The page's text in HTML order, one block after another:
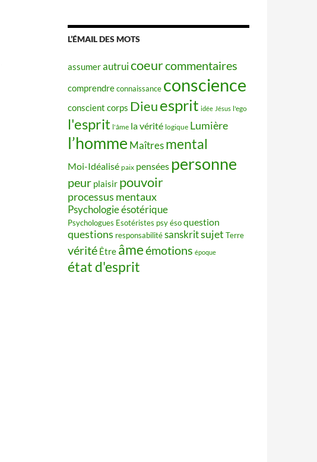
L’ÉMAIL DES MOTS
assumerautruicoeurcommentaires
comprendreconnaissance conscience
conscient corps Dieuesprit idée Jésus l'ego
l'esprit l'âme la vérité logique Lumière
l’homme Maîtres mental
Moi-Idéalisé paix pensées personne
peur plaisir pouvoir
processus mentaux
Psychologie ésotérique
Psychologues Esotéristes psy ésoquestion
questions responsabilitésanskritsujet Terre
vérité Être âmeémotions époque
état d'esprit